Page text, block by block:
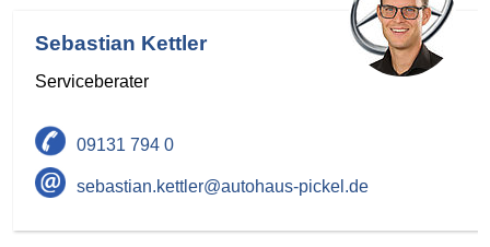
Sebastian Kettler
Serviceberater
09131 794 0
sebastian.kettler@autohaus-pickel.de